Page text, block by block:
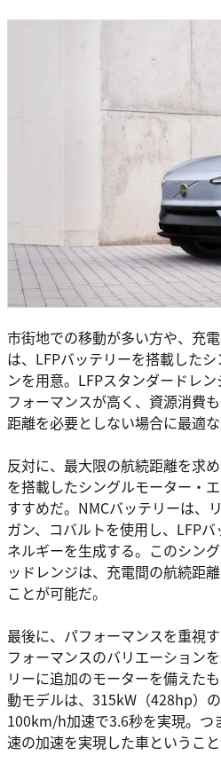
市街地での移動が多い方や、充
は、LFPバッテリーを搭載した
ンを用意。LFPスタンダードレ
フォーマンスが高く、資源消費
距離を必要としない場合に最適な
反対に、最大限の航続距離を求
を搭載したシングルモーター・
すすめだ。NMCバッテリーは、
ガン、コバルトを使用し、LFP
ネルギーを生成する。このシン
ッドレンジは、充電間の航続距
ことが可能だ。
最後に、パフォーマンスを重視
フォーマンスのバリエーション
リーに追加のモーターを備えた
動モデルは、315kW（428hp）
100km/h加速で3.6秒を実現。つ
速の加速を実現した車ということ